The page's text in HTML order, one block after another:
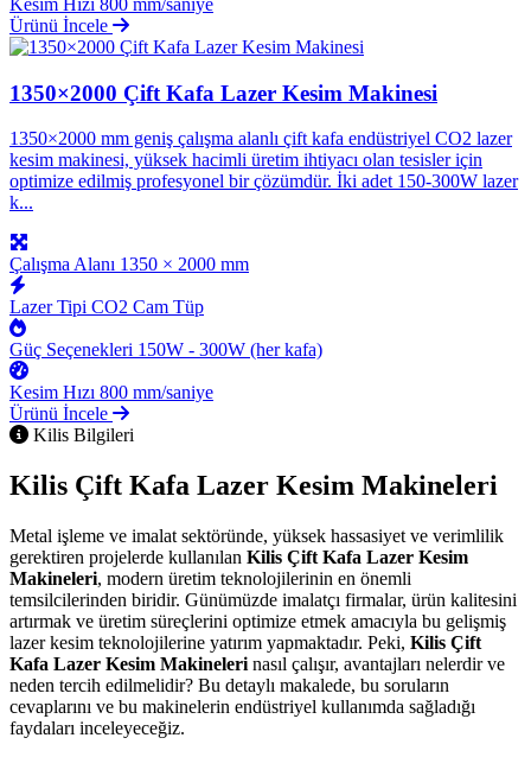
Kesim Hızı 800 mm/saniye
Ürünü İncele
1350×2000 Çift Kafa Lazer Kesim Makinesi
1350×2000 mm geniş çalışma alanlı çift kafa endüstriyel CO2 lazer
kesim makinesi, yüksek hacimli üretim ihtiyacı olan tesisler için
optimize edilmiş profesyonel bir çözümdür. İki adet 150-300W lazer
k...
Çalışma Alanı 1350 × 2000 mm
Lazer Tipi CO2 Cam Tüp
Güç Seçenekleri 150W - 300W (her kafa)
Kesim Hızı 800 mm/saniye
Ürünü İncele
Kilis Bilgileri
Kilis Çift Kafa Lazer Kesim Makineleri
Metal işleme ve imalat sektöründe, yüksek hassasiyet ve verimlilik
gerektiren projelerde kullanılan Kilis Çift Kafa Lazer Kesim
Makineleri, modern üretim teknolojilerinin en önemli
temsilcilerinden biridir. Günümüzde imalatçı firmalar, ürün kalitesini
artırmak ve üretim süreçlerini optimize etmek amacıyla bu gelişmiş
lazer kesim teknolojilerine yatırım yapmaktadır. Peki, Kilis Çift
Kafa Lazer Kesim Makineleri nasıl çalışır, avantajları nelerdir ve
neden tercih edilmelidir? Bu detaylı makalede, bu soruların
cevaplarını ve bu makinelerin endüstriyel kullanımda sağladığı
faydaları inceleyeceğiz.